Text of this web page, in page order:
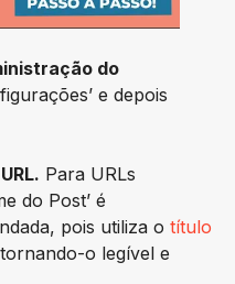
do
e depois
Para URLs
do Post’ é
pois utiliza o título
o legível e